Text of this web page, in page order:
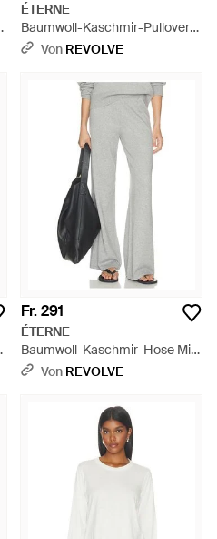
ÉTERNE
Baumwoll-Kaschmir-Pullover
Lennox - Natur
Von REVOLVE
Fr. 291
ÉTERNE
Baumwoll-Kaschmir-Hose Mit
Weitem Bein (Loungewear) -
Von REVOLVE